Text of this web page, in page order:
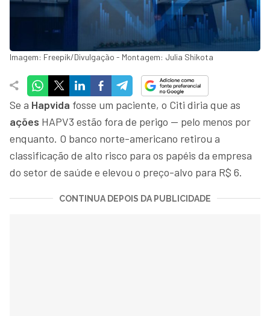
Imagem: Freepik/Divulgação - Montagem: Julia Shikota
Se a Hapvida fosse um paciente, o Citi diria que as
ações HAPV3 estão fora de perigo — pelo menos por
enquanto. O banco norte-americano retirou a
classificação de alto risco para os papéis da empresa
do setor de saúde e elevou o preço-alvo para R$ 6.
CONTINUA DEPOIS DA PUBLICIDADE